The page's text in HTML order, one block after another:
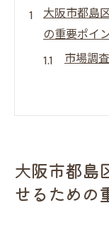
大阪市都島
の重要ポイ
市場調
地域の
売却ス
法的手
大阪市都島
せるための